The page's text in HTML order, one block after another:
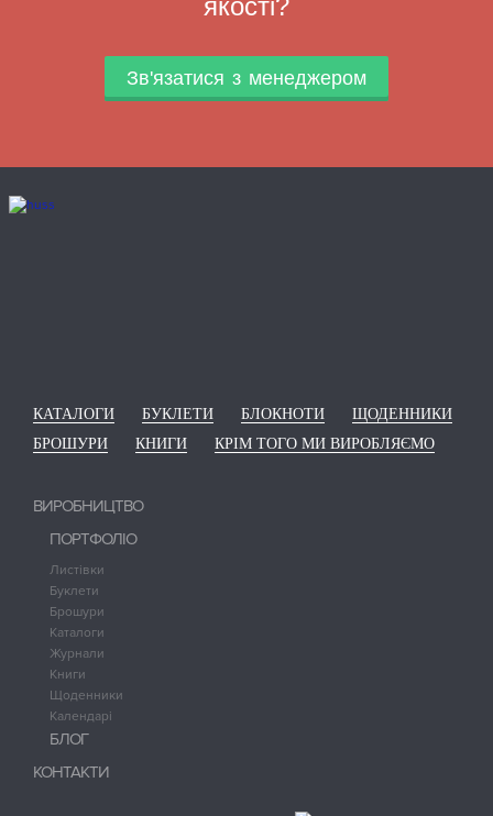
Зв'язатися з менеджером
КАТАЛОГИ БУКЛЕТИ БЛОКНОТИ
ЩОДЕННИКИ
БРОШУРИ
КНИГИ КРІМ ТОГО МИ ВИРОБЛЯЄМО
ВИРОБНИЦТВО
ПОРТФОЛІО
Листівки
Буклети
Брошури
Каталоги
Журнали
Книги
Щоденники
Календарі
БЛОГ
КОНТАКТИ